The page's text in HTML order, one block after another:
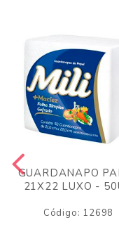
GUARDANAPO
21X22 LUXO -
Código: 12698